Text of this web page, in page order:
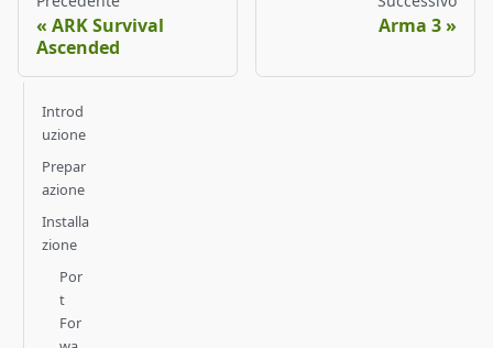
ARK Survival
Ascended
Arma 3
Introd
uzione
Prepar
azione
Installa
zione
Por
t
For